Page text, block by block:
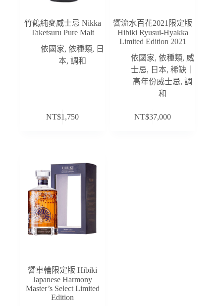
竹鶴純麥威士忌 Nikka
Taketsuru Pure Malt
依國家,依種類, 日
本,調和
NT$1,750
響流水百花2021限定版
Hibiki Ryusui-Hyakka
Limited Edition 2021
依國家,依種類, 威
士忌, 日本,稀缺｜
高年份威士忌,調
和
NT$37,000
響車輪限定版 Hibiki
Japanese Harmony
Master’s Select Limited
Edition